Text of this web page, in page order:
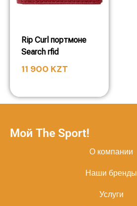
Rip Curl портмоне
Search rfid
11 900 KZT
Мой The Sport!
О компании
Наши бренды
Услуги